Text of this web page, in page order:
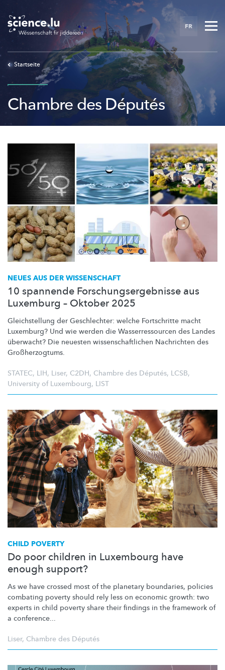
main
content
FR
Startseite
Chambre des Députés
NEUES AUS DER WISSENSCHAFT
10 spannende Forschungsergebnisse aus
Luxemburg – Oktober 2025
Gleichstellung der Geschlechter: welche Fortschritte macht
Luxemburg? Und wie werden die Wasserressourcen des Landes
überwacht? Die neuesten wissenschaftlichen Nachrichten des
Großherzogtums.
STATEC, LIH, Liser, C2DH, Chambre des Députés, LCSB,
University of Luxembourg, LIST
CHILD POVERTY
Do poor children in Luxembourg have
enough support?
As we have crossed most of the planetary boundaries, policies
combating poverty should rely less on economic growth: two
experts in child poverty share their findings in the framework of
a conference...
Liser, Chambre des Députés